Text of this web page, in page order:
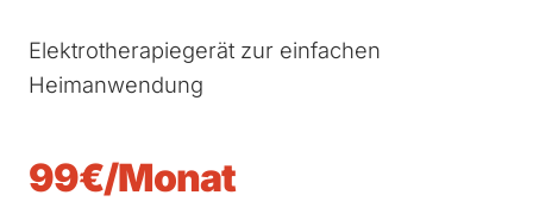
Elektrotherapiegerät zur einfachen
Heimanwendung
99€/Monat